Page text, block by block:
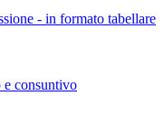
- in formato tabellare
consuntivo